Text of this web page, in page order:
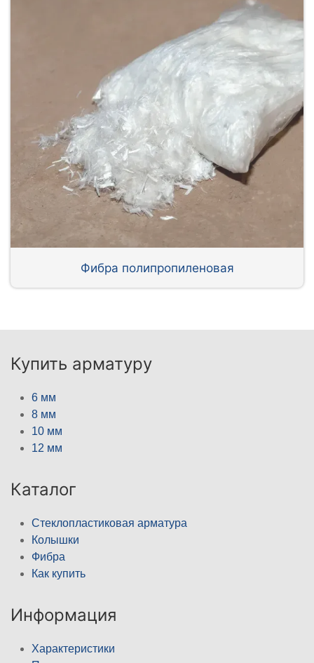
Фибра полипропиленовая
Купить арматуру
6 мм
8 мм
10 мм
12 мм
Каталог
Стеклопластиковая арматура
Колышки
Фибра
Как купить
Информация
Характеристики